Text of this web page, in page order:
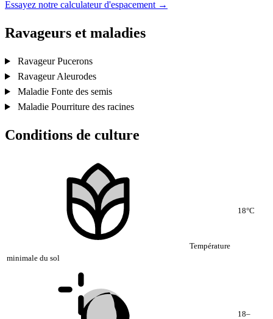
Essayez notre calculateur d'espacement →
Ravageurs et maladies
RavageurPucerons
RavageurAleurodes
Maladie Fonte des semis
Maladie Pourriture des racines
Conditions de culture
Température
minimale du sol
18°C
18–